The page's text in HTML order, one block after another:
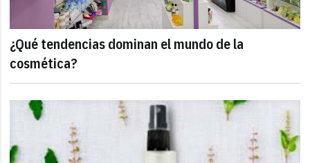
¿Qué tendencias dominan el mundo de la
cosmética?